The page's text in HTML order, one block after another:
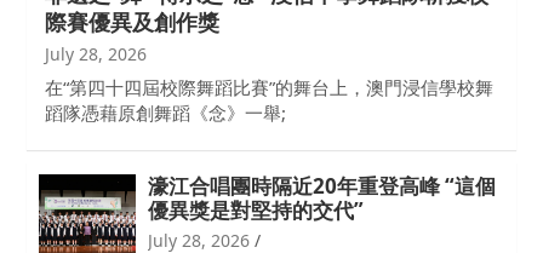
際賽優異及創作獎
July 28, 2026
在“第四十四屆校際舞蹈比賽”的舞台上，澳門浸信學校舞
蹈隊憑藉原創舞蹈《念》一舉;
濠江合唱團時隔近20年重登高峰 “這個
優異獎是對堅持的交代”
July 28, 2026